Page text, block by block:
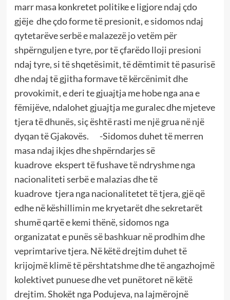
marr masa konkretet politike e ligjore ndaj çdo
gjëje dhe çdo forme të presionit, e sidomos ndaj
qytetarëve serbë e malazezë jo vetëm për
shpërnguljen e tyre, por të çfarëdo lloji presioni
ndaj tyre, si të shqetësimit, të dëmtimit të pasurisë
dhe ndaj të gjitha formave të kërcënimit dhe
provokimit, e deri te gjuajtja me hobe nga ana e
fëmijëve, ndalohet gjuajtja me guralec dhe mjeteve
tjera të dhunës, siç është rasti me një grua në një
dyqan të Gjakovës. -Sidomos duhet të merren
masa ndaj ikjes dhe shpërndarjes së
kuadrove ekspert të fushave të ndryshme nga
nacionaliteti serbë e malazias dhe të
kuadrove tjera nga nacionalitetet të tjera, gjë që
edhe në këshillimin me kryetarët dhe sekretarët
shumë qartë e kemi thënë, sidomos nga
organizatat e punës së bashkuar në prodhim dhe
veprimtarive tjera. Në këtë drejtim duhet të
krijojmë klimë të përshtatshme dhe të angazhojmë
kolektivet punuese dhe vet punëtoret në këtë
drejtim. Shokët nga Podujeva, na lajmërojnë